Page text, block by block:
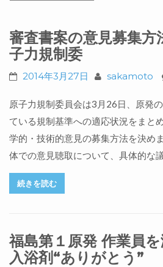
審査書案の意見募集方
子力規制委
2014年3月27日 sakamoto
原子力規制委員会は3月26日、原発
ている規制基準への適応状況をまと
学的・技術的意見の募集方法を決め
体での意見聴取について、具体的な
続きを読む
福島第１原発 作業員
入浴剤“ありがとう”